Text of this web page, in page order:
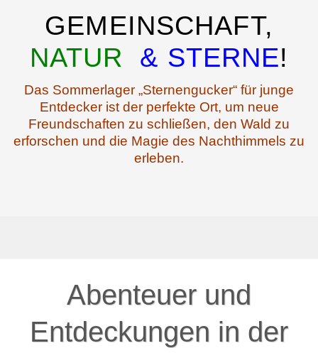
GEMEINSCHAFT,
NATUR
& STERNE!
Das Sommerlager „Sternengucker“ für junge
Entdecker ist der perfekte Ort, um neue
Freundschaften zu schließen, den Wald zu
erforschen und die Magie des Nachthimmels zu
erleben.
Abenteuer und
Entdeckungen in der